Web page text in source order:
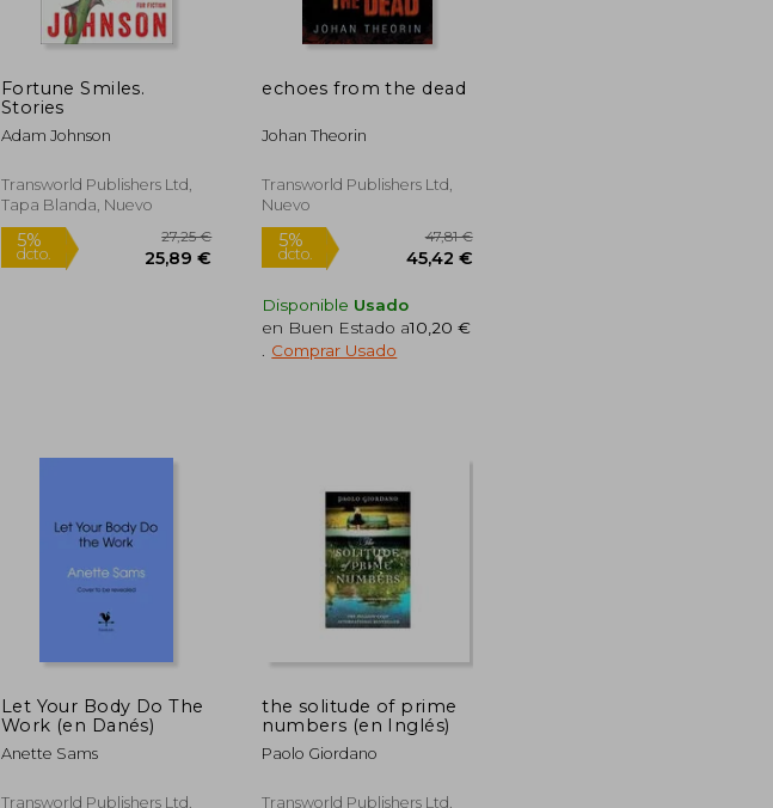
Fortune Smiles.
Stories
Adam Johnson
Transworld Publishers Ltd,
Tapa Blanda, Nuevo
dcto. 25,89 €
echoes from the dead
Johan Theorin
Transworld Publishers Ltd,
Nuevo
dcto.
Disponible Usado
en Buen Estado a10,20 €
Comprar Usado
Let Your Body Do The
Work (en Danés)
Anette Sams
Transworld Publishers Ltd,
the solitude of prime
numbers (en Inglés)
Paolo Giordano
Transworld Publishers Ltd,